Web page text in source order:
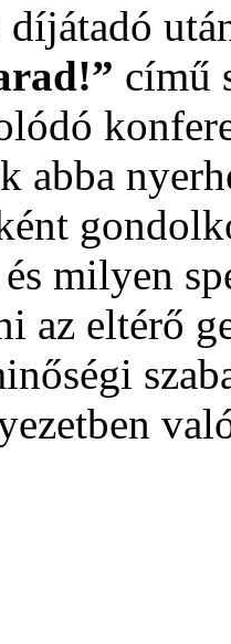
című
abba
milyen
az eltérő